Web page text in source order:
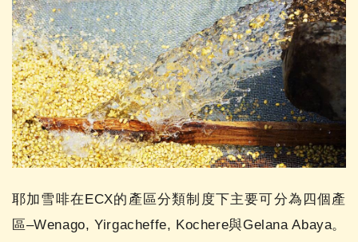
耶加雪啡在ECX的產區分類制度下主要可分為四個產
區–Wenago, Yirgacheffe, Kochere與Gelana Abaya。